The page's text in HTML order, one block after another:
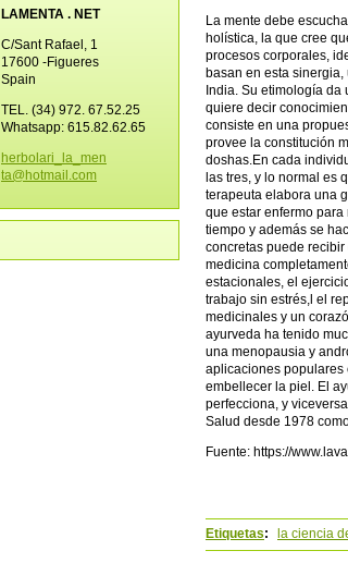
La mente debe
holística, la que cree
procesos corporales,
basan en esta
India. Su etimología da
quiere decir
consiste en una
provee la constitución
doshas.En cada
las tres, y lo normal es
terapeuta elabora una
que estar enfermo
tiempo y además se
concretas puede
medicina
estacionales, el
trabajo sin estrés,l el
medicinales y un
ayurveda ha tenido
una menopausia y
aplicaciones populares
embellecer la piel. El
perfecciona, y
Salud desde 1978
Fuente: https://
Etiquetas: la ciencia
LAMENTA . NET
C/Sant Rafael, 1
17600 -Figueres
Spain
TEL. (34) 972. 67.52.25
Whatsapp: 615.82.62.65
herbolari_la_men
ta@hotmail.com